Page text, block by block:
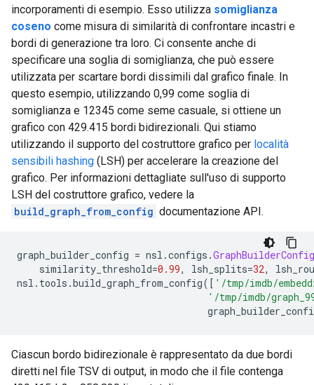
incorporamenti di esempio. Esso utilizza somiglianza
coseno come misura di similarità di confrontare incastri e
bordi di generazione tra loro. Ci consente anche di
specificare una soglia di somiglianza, che può essere
utilizzata per scartare bordi dissimili dal grafico finale. In
questo esempio, utilizzando 0,99 come soglia di
somiglianza e 12345 come seme casuale, si ottiene un
grafico con 429.415 bordi bidirezionali. Qui stiamo
utilizzando il supporto del costruttore grafico per località
sensibili hashing (LSH) per accelerare la creazione del
grafico. Per informazioni dettagliate sull'uso di supporto
LSH del costruttore grafico, vedere la
build_graph_from_config documentazione API.
graph_builder_config = nsl .configs .GraphBuilderConfig
similarity_threshold=0.99, lsh_splits=32,
nsl . tools .build_graph_from_config([ '/tmp/imdb/
'/tmp/imdb/
Ciascun bordo bidirezionale è rappresentato da due bordi
diretti nel file TSV di output, in modo che il file contenga